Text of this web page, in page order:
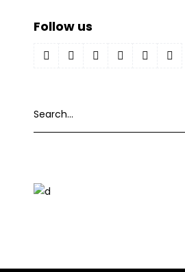
Follow us
for: